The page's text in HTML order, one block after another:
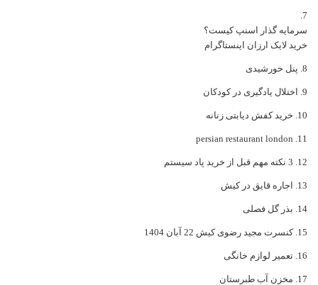
سرمایه گذار اسنپ کیست؟
خرید لایک ارزان اینستاگرام
پنل خورشیدی
اختلال یادگیری در کودکان
خرید کفش دیابتی زنانه
persian restaurant london
3 نکته مهم قبل از خرید پاد سیستم
اجاره قایق در کیش
بذر گل فصلی
کنسرت مجید رضوی کیش 22 آبان 1404
تعمیر لوازم خانگی
مخزن آب طبرستان